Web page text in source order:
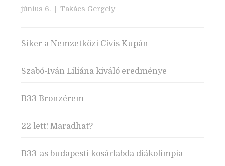
június 6. |Takács Gergely
Siker a Nemzetközi Cívis Kupán
Szabó-Iván Liliána kiváló eredménye
B33 Bronzérem
22 lett! Maradhat?
B33-as budapesti kosárlabda diákolimpia